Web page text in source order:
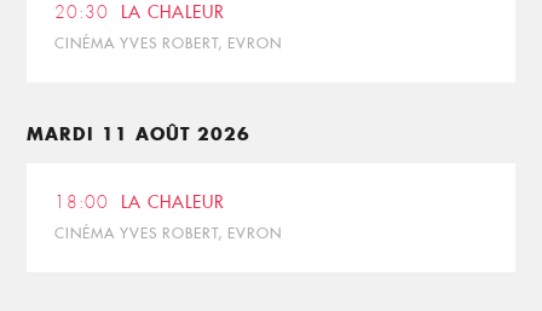
20:30 LA CHALEUR
CINÉMA YVES ROBERT, EVRON
MARDI 11 AOÛT 2026
18:00 LA CHALEUR
CINÉMA YVES ROBERT, EVRON